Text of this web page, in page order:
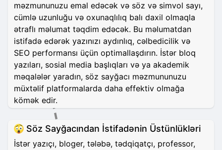
məzmununuzu emal edəcək və söz və simvol sayı,
cümlə uzunluğu və oxunaqlılıq balı daxil olmaqla
ətraflı məlumat təqdim edəcək. Bu məlumatdan
istifadə edərək yazınızı aydınlıq, cəlbedicilik və
SEO performansı üçün optimallaşdırın. İstər bloq
yazıları, sosial media başlıqları və ya akademik
məqalələr yaradın, söz sayğacı məzmununuzu
müxtəlif platformalarda daha effektiv olmağa
kömək edir.
Söz Sayğacından İstifadənin Üstünlükləri
İstər yazıçı, bloger, tələbə, tədqiqatçı, professor,